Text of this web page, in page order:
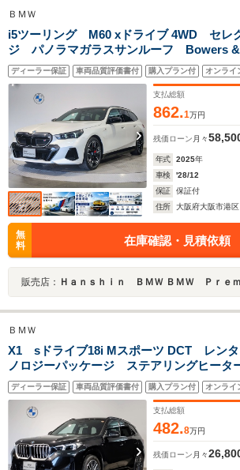
ＢＭＷ
i5ツーリング M60 xドライブ 4WD セレ
ジ パノラマガラスサンルーフ Bowers
ーカー アダプティブLEDヘッドライト
ミホイール 電動リアゲート アクティブ
トロール アップルカープレイ
ディーラー保証 車両品質評価書付 購入プラン付 オンライ
支払総額
862.1万円
残価ローン 月々
年式 2025年
車検
'28/12
保証
保証付
住所
大阪府大阪市港区
無
料
在庫確認・見積依頼
販売店： Ｈａｎｓｈｉｎ ＢＭＷ ＢＭＷ Ｐｒｅｍｉｕｍ Ｓｅｌｅ
ＢＭＷ
X1 sドライブ18i Mスポーツ DCT レン
ノロジーパッケージ ステアリングヒー
メラ ヘッドアップディスプレイ アクテ
コントロール シートヒーター 電動リア
ーシート LEDヘッドライト
ディーラー保証 車両品質評価書付 購入プラン付 オンライ
支払総額
482.8万円
残価ローン 月々